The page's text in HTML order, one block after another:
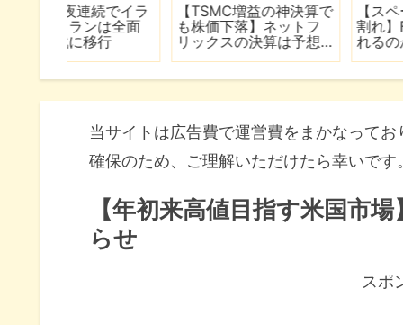
【TSMC増益の神決算で
も株価下落】ネットフ
リックスの決算は予想
【スペースXが公開価
割れ】FOMCで何が語
れるのか
当サイトは広告費で運営費をまかなって
確保のため、ご理解いただけたら幸いです
【年初来高値目指す米国市
らせ
スポ